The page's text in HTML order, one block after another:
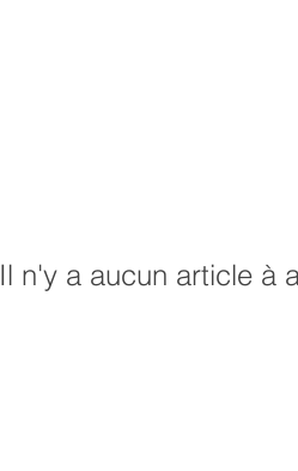
Il n'y a aucun article à